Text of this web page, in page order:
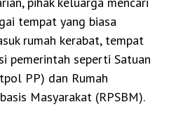
tempat yang biasa
rumah kerabat, tempat
pemerintah seperti Satuan
PP) dan Rumah
Masyarakat (RPSBM).